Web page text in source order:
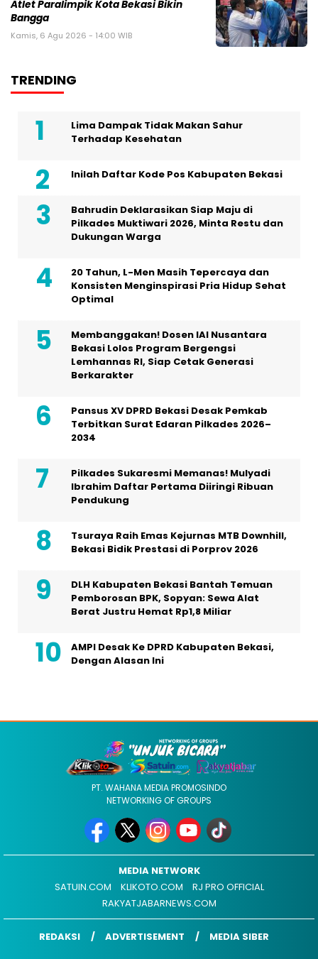
Atlet Paralimpik Kota Bekasi Bikin
Bangga
Kamis, 6 Agu 2026 - 14:00 WIB
TRENDING
Lima Dampak Tidak Makan Sahur
Terhadap Kesehatan
Inilah Daftar Kode Pos Kabupaten Bekasi
Bahrudin Deklarasikan Siap Maju di
Pilkades Muktiwari 2026, Minta Restu dan
Dukungan Warga
20 Tahun, L-Men Masih Tepercaya dan
Konsisten Menginspirasi Pria Hidup Sehat
Optimal
Membanggakan! Dosen IAI Nusantara
Bekasi Lolos Program Bergengsi
Lemhannas RI, Siap Cetak Generasi
Berkarakter
Pansus XV DPRD Bekasi Desak Pemkab
Terbitkan Surat Edaran Pilkades 2026–
2034
Pilkades Sukaresmi Memanas! Mulyadi
Ibrahim Daftar Pertama Diiringi Ribuan
Pendukung
Tsuraya Raih Emas Kejurnas MTB Downhill,
Bekasi Bidik Prestasi di Porprov 2026
DLH Kabupaten Bekasi Bantah Temuan
Pemborosan BPK, Sopyan: Sewa Alat
Berat Justru Hemat Rp1,8 Miliar
AMPI Desak Ke DPRD Kabupaten Bekasi,
Dengan Alasan Ini
PT. WAHANA MEDIA PROMOSINDO
NETWORKING OF GROUPS
MEDIA NETWORK
SATUIN.COM
KLIKOTO.COM
RJ PRO OFFICIAL
RAKYATJABARNEWS.COM
REDAKSI ADVERTISEMENT MEDIA SIBER